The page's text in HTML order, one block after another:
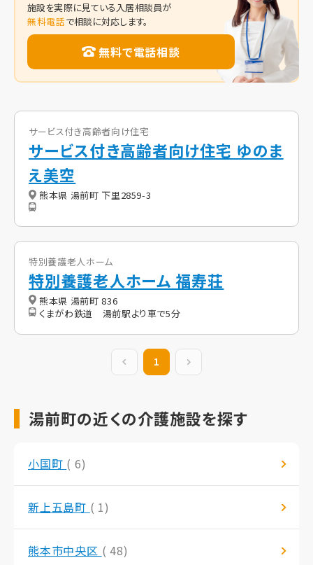
施設を実際に見ている入居相談員が
無料電話で相談に対応します。
無料で電話相談
サービス付き高齢者向け住宅
サービス付き高齢者向け住宅 ゆのま
え美空
熊本県 湯前町 下里2859-3
特別養護老人ホーム
特別養護老人ホーム 福寿荘
熊本県 湯前町 836
くまがわ鉄道 湯前駅より車で5分
前の20件
1
湯前町の近くの介護施設を探す
小国町 ( 6)
新上五島町 ( 1)
熊本市中央区 ( 48)